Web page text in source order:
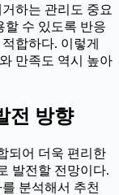
하는 관리도 중요
할 수 있도록 반응
합하다. 이렇게
만족도 역시 높아
전 방향
되어 더욱 편리한
발전할 전망이다.
분석해서 추천